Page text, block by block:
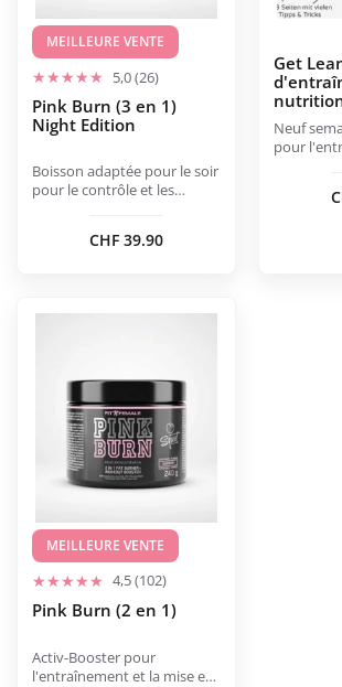
MEILLEURE VENTE
5,0 (26)
Pink Burn (3 en 1)
Night Edition
Boisson adaptée pour le soir
pour le contrôle et les
CHF 39.90
choisies
sur
page
du
Get
Neuf
pour
MEILLEURE VENTE
4,5 (102)
Pink Burn (2 en 1)
Activ-Booster pour
l'entraînement et la mise en
plusieurs
variations.
options
peuvent
choisies
sur
page
produit